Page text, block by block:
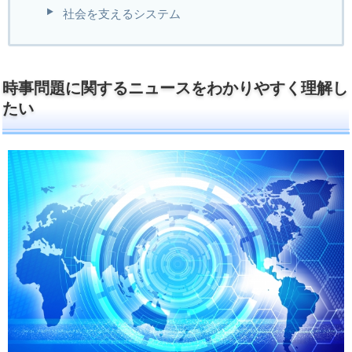
社会を支えるシステム
時事問題に関するニュースをわかりやすく理解し
たい